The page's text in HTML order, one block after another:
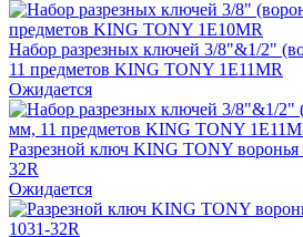
Набор разрезных ключей 3/8"&1/2"
11 предметов KING TONY 1E11MR
Ожидается
Разрезной ключ KING TONY
32R
Ожидается